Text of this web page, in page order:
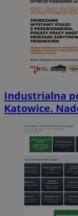
Industrialna
Katowice.